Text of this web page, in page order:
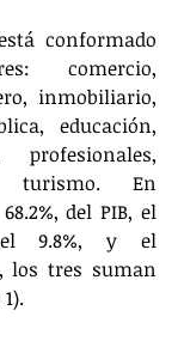
conformado
comercio,
inmobiliario,
educación,
profesionales,
turismo. En
del PIB, el
9.8%, y el
los tres suman